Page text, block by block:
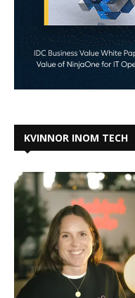
KVINNOR INOM TECH